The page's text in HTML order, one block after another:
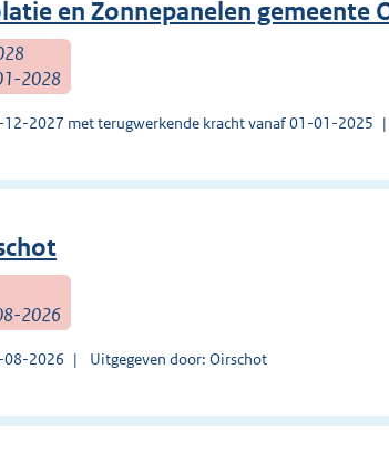
en Zonnepanelen gemeente
2028
2027 met terugwerkende kracht vanaf 01-01-2025
2026
08-2026 Uitgegeven door: Oirschot